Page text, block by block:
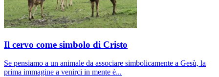
Il cervo come simbolo di Cristo
Se pensiamo a un animale da associare simbolicamente a Gesù, la
prima immagine a venirci in mente è...